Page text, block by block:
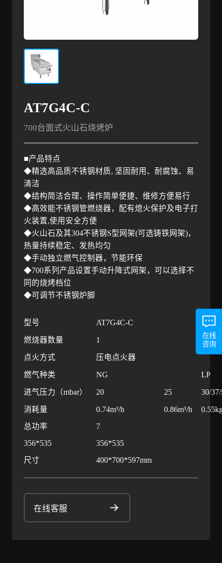
AT7G4C-C
700台面式火山石烧烤炉
■产品特点
◆精选高品质不锈钢材质, 坚固耐用、耐腐蚀、易
清洁
◆结构简洁合理、操作简单便捷、维修方便易行
◆高效能不锈钢管燃烧器，配有熄火保护及电子打
火装置,使用安全方便
◆火山石及其304不锈钢 S型网架(可选铸铁网架)，
热量持续稳定、发热均匀
◆手动独立燃气控制器，节能环保
◆700系列产品设置手动升降式网架，可以选择不
同的烧烤档位
◆可调节不锈钢炉脚
型号 AT7G4C-C
燃烧器数量 1
点火方式 压电点火器
燃气种类 NG LP
进气压力（mbar） 20 25 30/
消耗量 0.74m³/h 0.86m³/h
总功率
7
356*535
356*535
尺寸
400*700*597mm
在线客服
在线
咨询